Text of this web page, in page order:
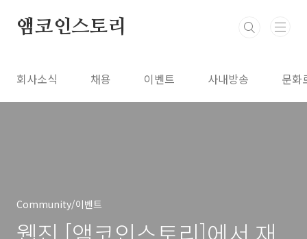
앰코인스토리
회사소식 채용 이벤트 사내방송 문화
Community/이벤트